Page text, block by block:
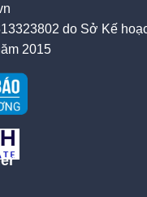
do Sở Kế
2015